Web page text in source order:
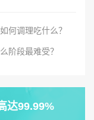
何调理吃什么？
阶段最难受？
达99.99%